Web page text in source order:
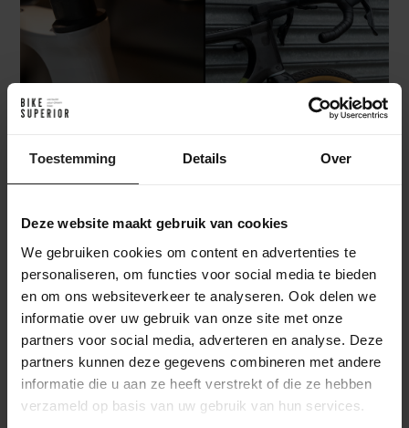
Toestemming Details Over
Deze website maakt gebruik van cookies
We gebruiken cookies om content en advertenties te
personaliseren, om functies voor social media te bieden
en om ons websiteverkeer te analyseren. Ook delen we
informatie over uw gebruik van onze site met onze
partners voor social media, adverteren en analyse. Deze
partners kunnen deze gegevens combineren met andere
informatie die u aan ze heeft verstrekt of die ze hebben
verzameld op basis van uw gebruik van hun services.
Slimme details die je ziet en voelt
OPEN besteedt veel aandacht aan details die daadwerkelijk
invloed hebben op de rit:
-OPEN B.A.R. cockpit: verstelbare reach voor een
nauwkeurige fit
-UDH hanger & threaded bottom bracket: universele